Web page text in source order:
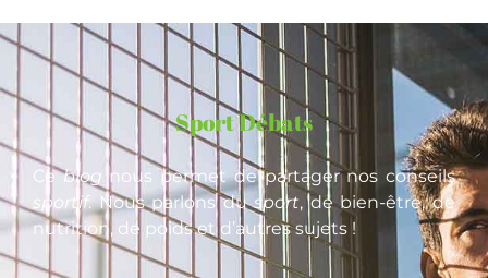
Sport Débats
Ceblog nous permet de partager nos conseils
sportif. Nous parlons dusport, de bien-être, de
nutrition, de poids et d’autres sujets !